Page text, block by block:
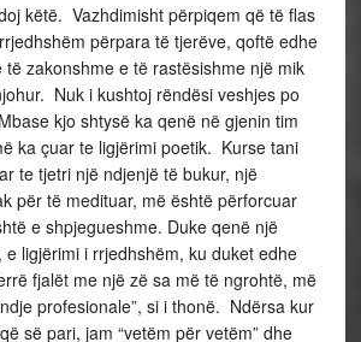
këtë. Vazhdimisht përpiqem që të flas
përpara të tjerëve, qoftë edhe
të zakonshme e të rastësishme një mik
Nuk i kushtoj rëndësi veshjes po
kjo shtysë ka qenë në gjenin tim
ka çuar te ligjërimi poetik. Kurse tani
te tjetri një ndjenjë të bukur, një
për të medituar, më është përforcuar
e shpjegueshme. Duke qenë një
ligjërimi i rrjedhshëm, ku duket edhe
fjalët me një zë sa më të ngrohtë, më
profesionale”, si i thonë. Ndërsa kur
së pari, jam “vetëm për vetëm” dhe